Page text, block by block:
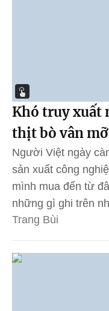
Khó truy xuất
thịt bò vân mỡ
Người Việt ngày
sản xuất công
mình mua đến từ
những gì ghi trên
Trang Bùi